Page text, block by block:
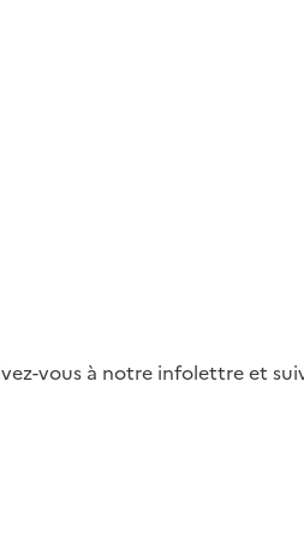
vous à notre infolettre et